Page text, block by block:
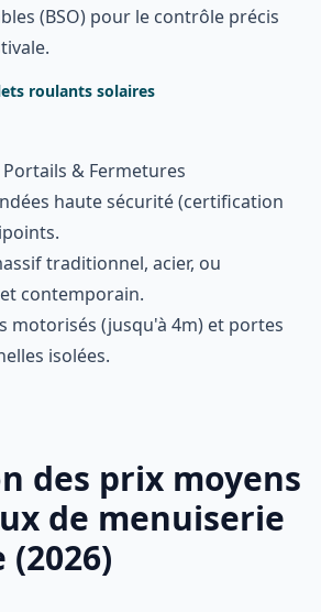
(BSO) pour le contrôle précis
roulants solaires
& Fermetures
haute sécurité (certification
traditionnel, acier, ou
contemporain.
motorisés (jusqu'à 4m) et portes
isolées.
des prix moyens
de menuiserie
(2026)